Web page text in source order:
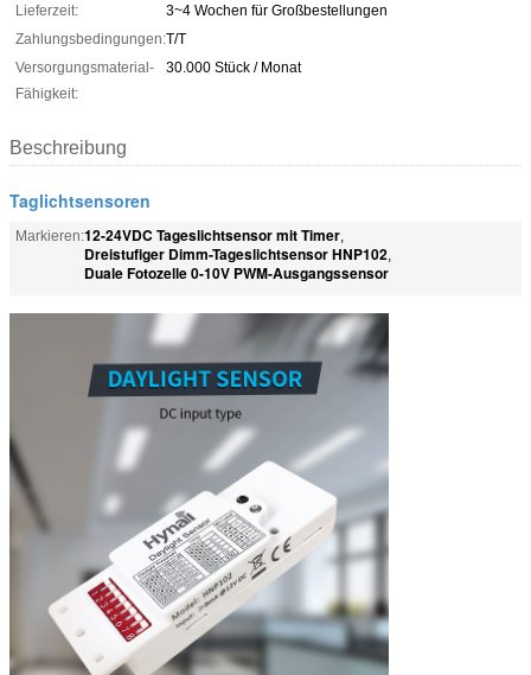
Lieferzeit:
3~4 Wochen für Großbestellungen
Zahlungsbedingungen:T/T
Versorgungsmaterial-
Fähigkeit:
30.000 Stück / Monat
Beschreibung
Taglichtsensoren
Markieren:12-24VDC Tageslichtsensor mit Timer,
Dreistufiger Dimm-Tageslichtsensor HNP102,
Duale Fotozelle 0-10V PWM-Ausgangssensor